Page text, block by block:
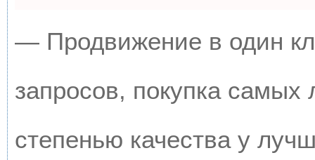
— Продвижение в один
запросов, покупка
степенью качества у